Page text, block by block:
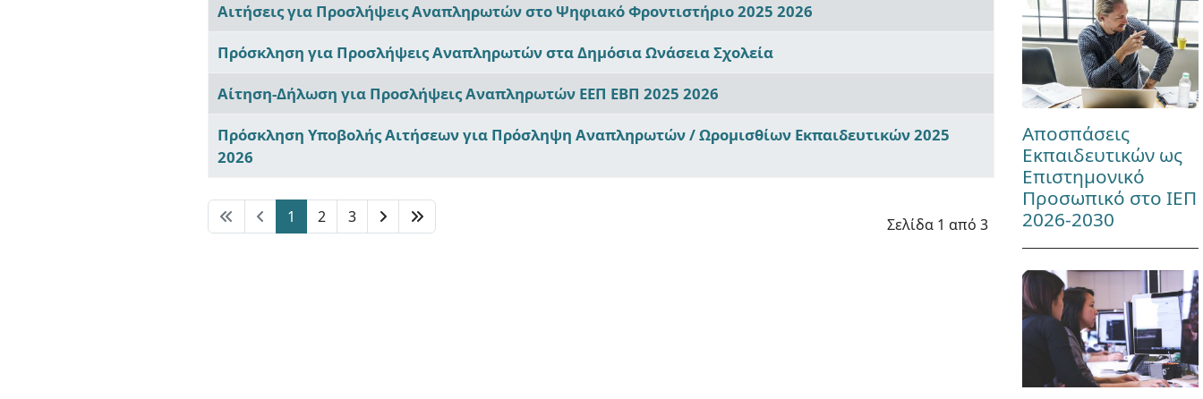
Αιτήσεις για Προσλήψεις Αναπληρωτών στο Ψηφιακό Φροντιστήριο 2025 2026
Πρόσκληση για Προσλήψεις Αναπληρωτών στα Δημόσια Ωνάσεια Σχολεία
Αίτηση-Δήλωση για Προσλήψεις Αναπληρωτών ΕΕΠ ΕΒΠ 2025 2026
Πρόσκληση Υποβολής Αιτήσεων για Πρόσληψη Αναπληρωτών / Ωρομισθίων Εκπαιδευτικών 2025
2026
Σελίδα 1 από 3
1 2 3
Αποσπάσεις
Εκπαιδευτικών ως
Επιστημονικό
Προσωπικό στο ΙΕΠ
2026-2030